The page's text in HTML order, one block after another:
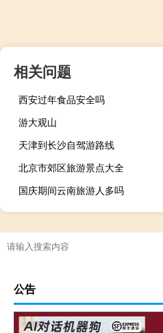
相关问题
西安过年食品安全吗
游大观山
天津到长沙自驾游路线
北京市郊区旅游景点大全
国庆期间云南旅游人多吗
公告